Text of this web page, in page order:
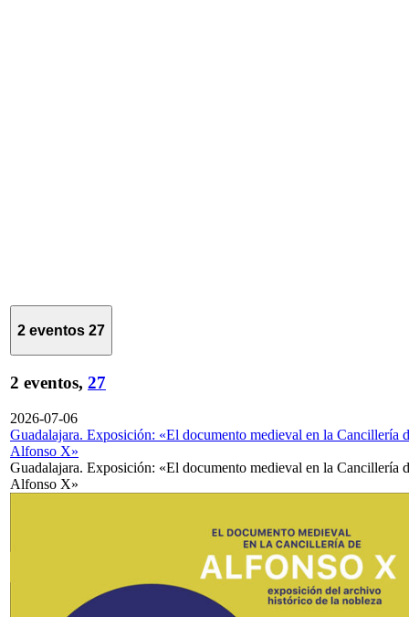
2 eventos 27
2 eventos, 27
2026-07-06
Guadalajara. Exposición: «El documento medieval en la Cancillería
Alfonso X»
Guadalajara. Exposición: «El documento medieval en la Cancillería
Alfonso X»